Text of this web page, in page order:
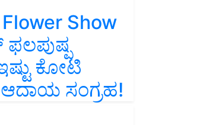
Show
ಕೋಟಿ
ಸಂಗ್ರಹ!